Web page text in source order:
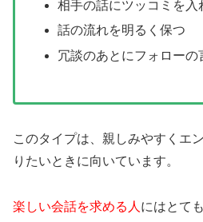
相手の話にツッコミを入
話の流れを明るく保つ
冗談のあとにフォローの
このタイプは、親しみやすくエ
りたいときに向いています。
楽しい会話を求める人 にはとて